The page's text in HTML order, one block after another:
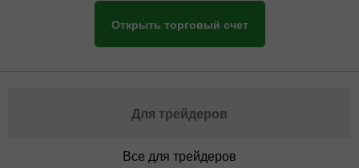
Открыть торговый счет
Для трейдеров
Все для трейдеров